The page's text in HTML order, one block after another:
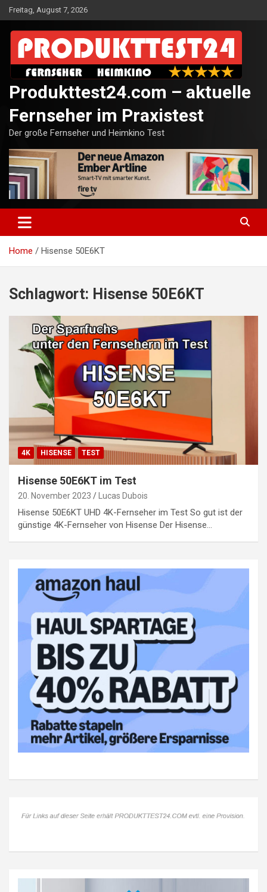
Skip
to
content
Freitag, August 7, 2026
Produkttest24.com – aktuelle
Fernseher im Praxistest
Der große Fernseher und Heimkino Test
Home Hisense 50E6KT
Schlagwort: Hisense 50E6KT
4K HISENSE TEST
Hisense 50E6KT im Test
20. November 2023 Lucas Dubois
Hisense 50E6KT UHD 4K-Fernseher im Test So gut ist der
günstige 4K-Fernseher von Hisense Der Hisense…